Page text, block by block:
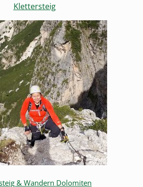
Klettersteig
& Wandern Dolomiten